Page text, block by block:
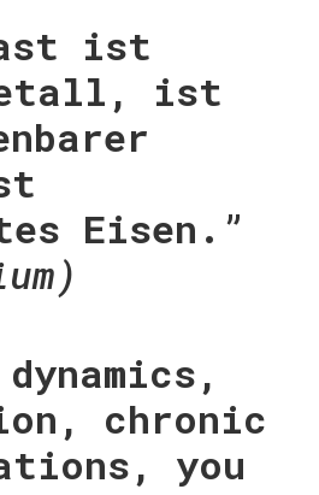
ist
ist
Eisen.”
chronic
you